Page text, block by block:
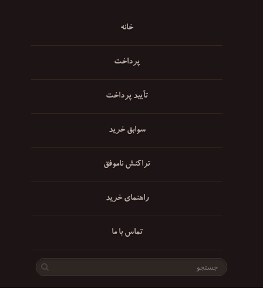
خانه
پرداخت
تأیید پرداخت
سوابق خرید
تراکنش ناموفق
راهنمای خرید
تماس با ما